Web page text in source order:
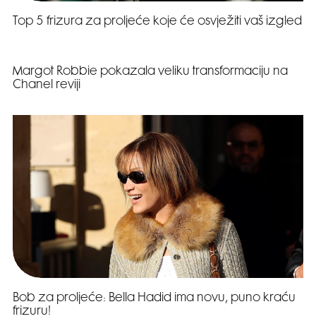
Top 5 frizura za proljeće koje će osvježiti vaš izgled
Margot Robbie pokazala veliku transformaciju na
Chanel reviji
Bob za proljeće: Bella Hadid ima novu, puno kraću
frizuru!